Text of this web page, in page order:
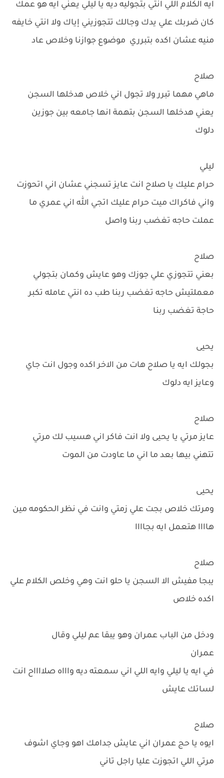
ايه الكلام اللي انتي بتجوليه ديه يا ليلي يعني ايه هو عمك
كان ضربك علي يدك وجالك تتجوزيني إياك ولا انتي خايفه
منيه عشان اكده بتبرري موضوع جوازنا وخلاص عاد
صلاح
ماهي مهما تبرر ولا تجول اني خلاص هدخلها السجن
يعني هدخلها السجن بتهمة انها جامعه بين جوزين
دلوك
ليلي
حرام عليك يا صلاح انت عايز تسجني عشان اني اتحوزت
واني فاكراك ميت حرام عليك اتجي الله اني عمري ما
عملت حاجه تغضب ربنا واصل
صلاح
بعني تتجوزي علي جوزك وهو عايش وكمان بتجولي
معملتيش حاجه تغضب ربنا طب ده انتي عامله تكبر
حاجة تغضب ربنا
يحيى
بجولك ايه يا صلاح هات من الاخر اكده وجول انت جاي
وعايز ايه دلوك
صلاح
عايز مرتي يا يحيى ولا انت فاكر اني هسيب لك مرتي
تتهني بيها بعد ما اني ما عاودت من الموت
يحيى
ومرتك خلاص بجت علي زمتي وانت في نظر الحكومه مين
هاااا هتعمل ايه بجاااا
صلاح
يبجا مفيش الا السجن يا حلو انت وهي وخلص الكلام علي
اكده خلاص
ودخل من الباب عمران وهو يبقا عم ليلي وقال
عمران
في ايه يا ليلي وايه اللي اني سمعته ديه واااه صلااااح انت
لساتك عايش
صلاح
ايوه يا حج عمران اني عايش جدامك اهو وجاي اشوف
مرتي اللي اتجوزت عليا راجل تاني